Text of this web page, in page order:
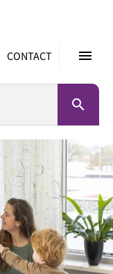
menu
CONTACT
search